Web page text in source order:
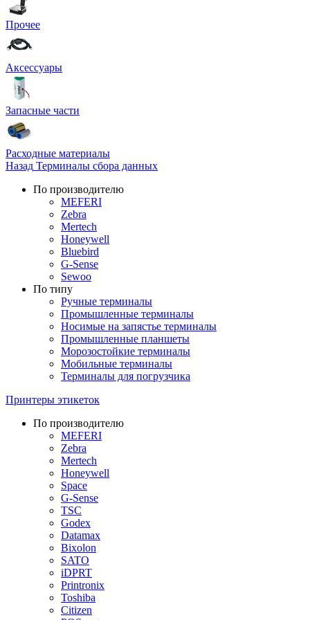
Прочее
Аксессуары
Запасные части
Расходные материалы
Назад Терминалы сбора данных
По производителю
MEFERI
Zebra
Mertech
Honeywell
Bluebird
G-Sense
Sewoo
По типу
Ручные терминалы
Промышленные терминалы
Носимые на запястье терминалы
Промышленные планшеты
Морозостойкие терминалы
Мобильные терминалы
Терминалы для погрузчика
Принтеры этикеток
По производителю
MEFERI
Zebra
Mertech
Honeywell
Space
G-Sense
TSC
Godex
Datamax
Bixolon
SATO
iDPRT
Printronix
Toshiba
Citizen